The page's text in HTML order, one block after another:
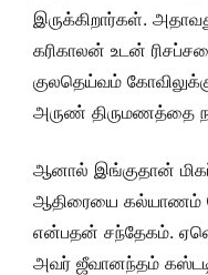
இருக்கிறார்கள்.
கரிகாலன் உடன்
குலதெய்வம்
அருண் திருமணத்தை
ஆனால் இங்குதான்
ஆதிரையை கல்யாணம்
என்பதன் சந்தேகம்.
அவர் ஜீவானந்தம்